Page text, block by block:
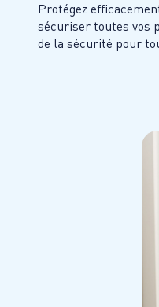
Protégez
sécuriser toutes vos
de la sécurité pour